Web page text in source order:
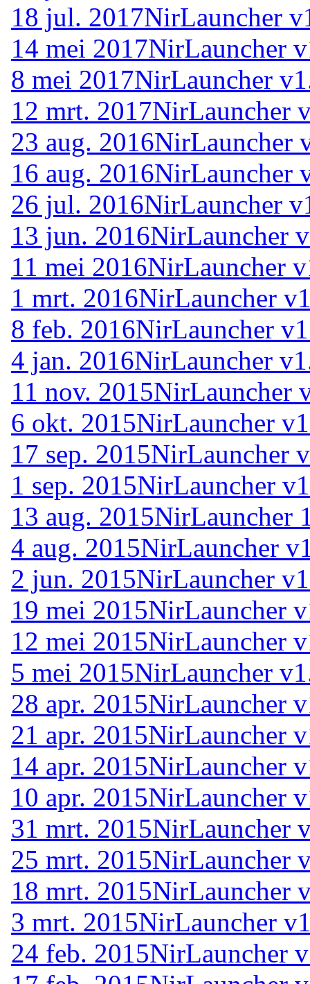
18 jul. 2017NirLauncher
14 mei 2017NirLauncher
8 mei 2017NirLauncher
12 mrt. 2017NirLauncher
23 aug. 2016NirLauncher
16 aug. 2016NirLauncher
26 jul. 2016NirLauncher
13 jun. 2016NirLauncher
11 mei 2016NirLauncher
1 mrt. 2016NirLauncher
8 feb. 2016NirLauncher
4 jan. 2016NirLauncher
11 nov. 2015NirLauncher
6 okt. 2015NirLauncher
17 sep. 2015NirLauncher
1 sep. 2015NirLauncher
13 aug. 2015NirLauncher
4 aug. 2015NirLauncher
2 jun. 2015NirLauncher
19 mei 2015NirLauncher
12 mei 2015NirLauncher
5 mei 2015NirLauncher
28 apr. 2015NirLauncher
21 apr. 2015NirLauncher
14 apr. 2015NirLauncher
10 apr. 2015NirLauncher
31 mrt. 2015NirLauncher
25 mrt. 2015NirLauncher
18 mrt. 2015NirLauncher
3 mrt. 2015NirLauncher
24 feb. 2015NirLauncher